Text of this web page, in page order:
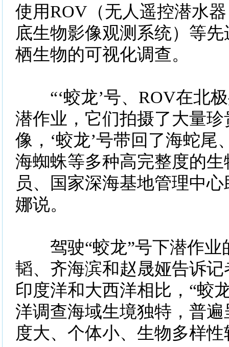
使用ROV（无人遥控潜水
底生物影像观测系统）等
栖生物的可视化调查。
“‘蛟龙’号、ROV在北极
潜作业，它们拍摄了大量
像，‘蛟龙’号带回了海蛇尾
海蜘蛛等多种高完整度的
员、国家深海基地管理中
娜说。
驾驶“蛟龙”号下潜作业
韬、齐海滨和赵晟娅告诉
印度洋和大西洋相比，“蛟
洋调查海域生境独特，普
度大、个体小、生物多样